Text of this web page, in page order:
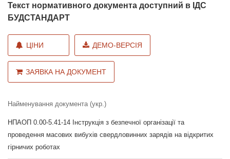
Текст нормативного документа доступний в ІДС
БУДСТАНДАРТ
ЦІНИ ДЕМО-ВЕРСІЯ
ЗАЯВКА НА ДОКУМЕНТ
Найменування документа (укр.)
НПАОП 0.00-5.41-14 Інструкція з безпечної організації та
проведення масових вибухів свердловинних зарядів на відкритих
гірничих роботах